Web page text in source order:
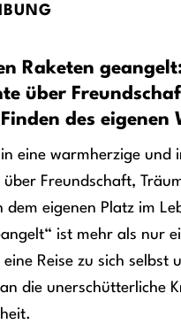
Raketen
über
des eigenen
in eine warmherzige und
über Freundschaft,
dem eigenen Platz im
ist mehr als nur
Reise zu sich selbst
die unerschütterliche